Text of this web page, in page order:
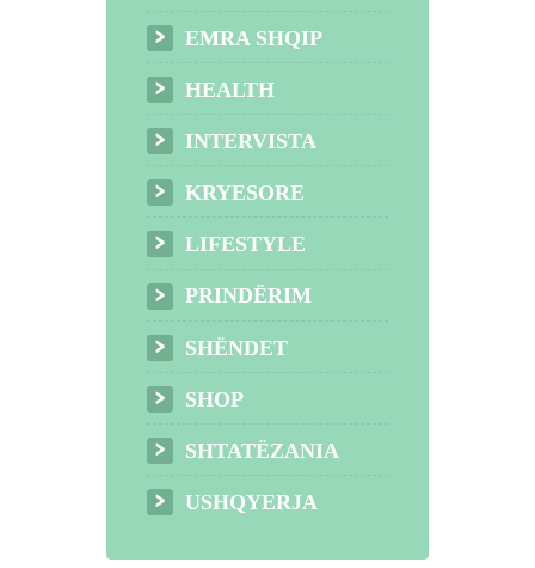
EMRA SHQIP
HEALTH
INTERVISTA
KRYESORE
LIFESTYLE
PRINDËRIM
SHËNDET
SHOP
SHTATËZANIA
USHQYERJA